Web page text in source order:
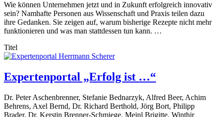
Wie können Unternehmen jetzt und in Zukunft erfolgreich innovativ
sein? Namhafte Personen aus Wissenschaft und Praxis teilen dazu
ihre Gedanken. Sie zeigen auf, warum bisherige Rezepte nicht mehr
funktionieren und was man stattdessen tun kann. …
Titel
Expertenportal „Erfolg ist …“
Dr. Peter Aschenbrenner, Stefanie Bednarzyk, Alfred Beer, Achim
Behrens, Axel Bernd, Dr. Richard Berthold, Jörg Bort, Philipp
Brader, Dr. Kerstin Brenner-Schmiege, Meinl Brigitte, Winthir